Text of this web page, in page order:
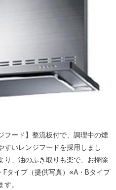
フード】整流板付で、調理中の煙
すいレンジフードを採用しまし
り、油のふき取りも楽で、お掃除
タイプ（提供写真）※A・Bタイプ
。